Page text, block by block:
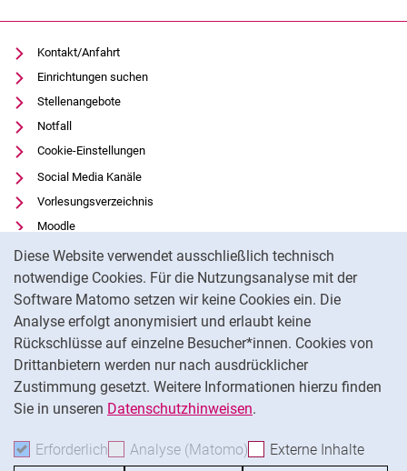
Diese Website verwendet ausschließlich technisch
notwendige Cookies. Für die Nutzungsanalyse mit der
Software Matomo setzen wir keine Cookies ein. Die
Analyse erfolgt anonymisiert und erlaubt keine
Rückschlüsse auf einzelne Besucher*innen. Cookies von
Drittanbietern werden nur nach ausdrücklicher
Zustimmung gesetzt. Weitere Informationen hierzu finden
Sie in unseren Datenschutzhinweisen.
Erforderlich Erforderliche Cookies akzeptieren
Analyse (Matomo) Analyse-Cookies
Externe Inhalte
Kontakt/Anfahrt
Einrichtungen suchen
Stellenangebote
Notfall
Cookie-Einstellungen
Social Media Kanäle
Vorlesungsverzeichnis
Moodle
Panopto
Universitätsbibliothek
Datenschutz
Barrierefreiheit
Transparenter KI-Einsatz
Impressum